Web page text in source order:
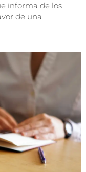
informa de los
de una